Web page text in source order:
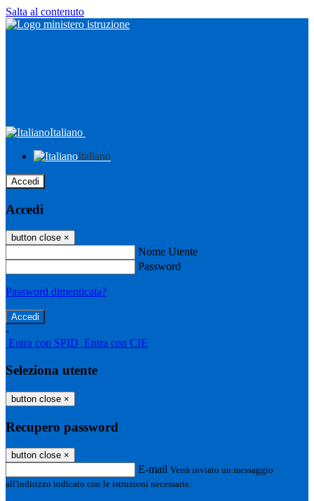
Salta al contenuto
Italiano
Italiano
Accedi
Accedi
button close ×
Nome Utente
Password
Password dimenticata?
-
Entra con SPID Entra con CIE
Seleziona utente
button close ×
Recupero password
button close ×
E-mail Verrà inviato un messaggio
all'indirizzo indicato con le istruzioni necessarie.